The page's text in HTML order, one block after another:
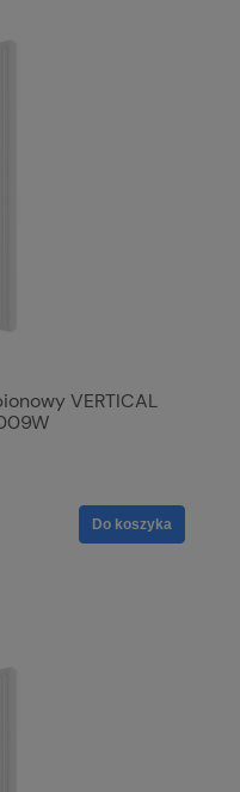
VERTICAL
Do koszyka